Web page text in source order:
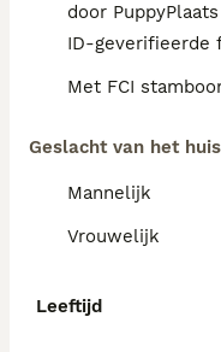
door
ID-geverifieerde
Met FCI
Geslacht van het
Mannelijk
Vrouwelijk
Leeftijd